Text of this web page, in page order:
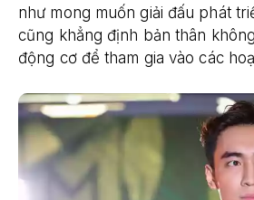
như mong muốn giải đấu phát
cũng khẳng định bản thân
động cơ để tham gia vào các